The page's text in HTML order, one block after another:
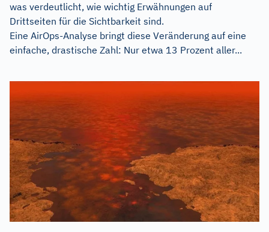
was verdeutlicht, wie wichtig Erwähnungen auf
Drittseiten für die Sichtbarkeit sind.
Eine AirOps-Analyse bringt diese Veränderung auf eine
einfache, drastische Zahl: Nur etwa 13 Prozent aller...